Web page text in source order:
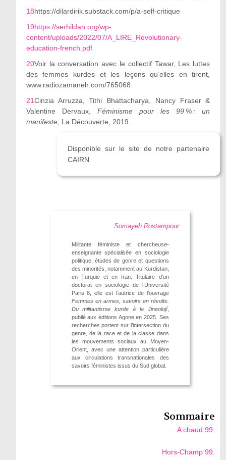
18https://dilardirik.substack.com/p/a-self-critique
19https://serhildan.org/wp-
content/uploads/2022/07/A_LIRE_Revolutionary-
education-french.pdf
20Voir la conversation avec le collectif Tawar, Les luttes
des femmes kurdes et les leçons qu’elles en tirent,
www.radiozamaneh.com/765068
21Cinzia Arruzza, Tithi Bhattacharya, Nancy Fraser &
Valentine Dervaux,Féminisme pour les 99 % : un
manifeste, La Découverte, 2019.
Disponible sur le site de notre partenaire
CAIRN
Somayeh Rostampour
Militante féministe et chercheuse-
enseignante spécialisée en sociologie
politique, études de genre et questions
des minorités, notamment au Kurdistan,
en Turquie et en Iran. Titulaire d’un
doctorat en sociologie de l’Université
Paris 8, elle est l’autrice de l’ouvrage
Femmes en armes, savoirs en révolte.
Du militantisme kurde à la Jineolojî,
publié aux éditions Agone en 2025. Ses
recherches portent sur l’intersection du
genre, de la race et de la classe dans
les mouvements sociaux au Moyen-
Orient, avec une attention particulière
aux circulations transnationales des
savoirs féministes issus du Sud global.
Sommaire
A chaud 99.
Hors-Champ 99.